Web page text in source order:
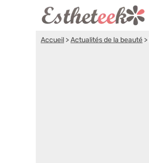
Accueil >Actualités de la beauté >